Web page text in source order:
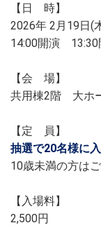
【日 時】
2026年 2月19日(
14:00開演 13:30
【会 場】
共用棟2階 大ホ
【定 員】
抽選で20名様に
10歳未満の方は
【入場料】
2,500円